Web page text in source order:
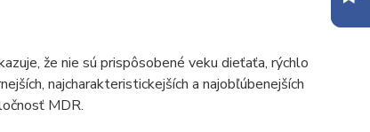
že nie sú prispôsobené veku dieťaťa, rýchlo
najcharakteristickejších a najobľúbenejších
MDR.